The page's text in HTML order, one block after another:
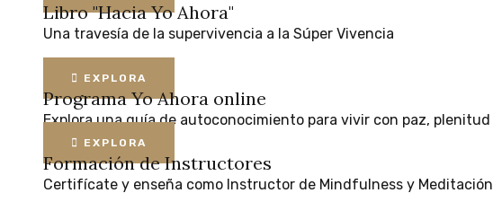
Libro "Hacia Yo Ahora"
Una travesía de la supervivencia a la Súper Vivencia
EXPLORA
Programa Yo Ahora online
Explora una guía de autoconocimiento para vivir con paz, plenitud
EXPLORA
Formación de Instructores
Certifícate y enseña como Instructor de Mindfulness y Meditación